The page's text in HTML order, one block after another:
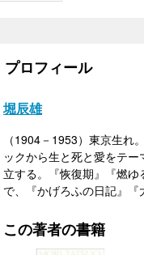
プロフィール
堀辰雄
（1904－1953）東京生
ックから生と死と愛をテ
立する。『恢復期』『燃
で、『かげろふの日記』『
この著者の書籍